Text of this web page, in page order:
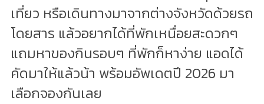
เที่ยว หรือเดินทางมาจากต่างจังหวัดด้วยรถ
โดยสาร แล้วอยากได้ที่พักเหนื่อยสะดวกๆ
แถมหาของกินรอบๆ ที่พักก็หาง่าย แอดได้
คัดมาให้แล้วน้า พร้อมอัพเดตปี 2026 มา
เลือกจองกันเลย